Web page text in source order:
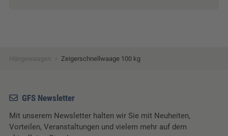
Hängewaagen Zeigerschnellwaage 100 kg
GFS Newsletter
Mit unserem Newsletter halten wir Sie mit Neuheiten,
Vorteilen, Veranstaltungen und vielem mehr auf dem